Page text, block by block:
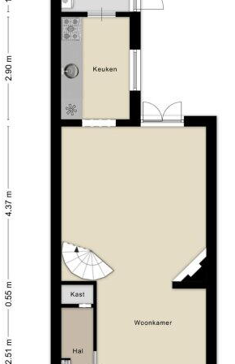
en praktische kastruimte.
en biedt voldoende
een gezin of thuiswerkplek.
via een vaste trap en wordt
als bergruimte. Deze verdieping
het realiseren van een extra
door het plaatsen van een
over extra inpandige
Het bruto
circa 122 m² en de inhoud
een goede diepte, maar is
ingericht en deels verwilderd.
om de tuin volledig naar
Aan de achterzijde is een
in een rustige woonstraat in
61 m² (10 meter diep en 6.1
op het noorden
Openbaar parkeren